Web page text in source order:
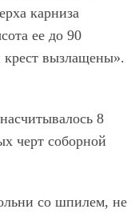
карниза
ее до 90
вызлащены».
8
черт соборной
со шпилем, не